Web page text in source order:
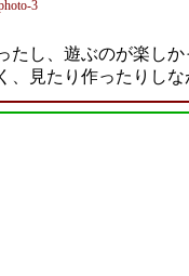
3
し、遊ぶのが楽し
見たり作ったりし